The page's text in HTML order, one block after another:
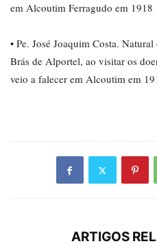
em Alcoutim Ferragudo em 1918
• Pe. José Joaquim Costa.
Brás de Alportel, ao visitar os
veio a falecer em Alcoutim em
ARTIGOS